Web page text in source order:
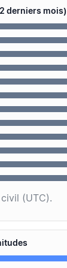
derniers mois)
(UTC).